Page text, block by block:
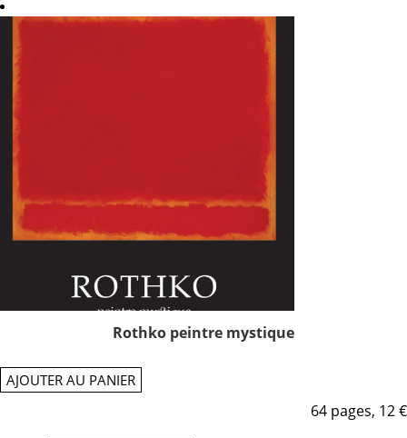
Rothko peintre mystique
AJOUTER AU PANIER
64 pages, 12 €